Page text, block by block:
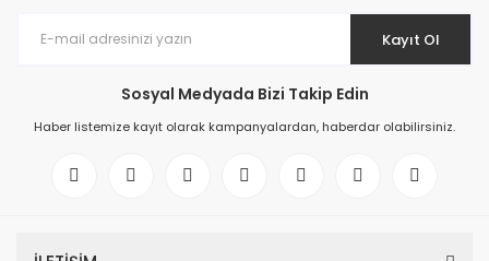
Kayıt Ol
Sosyal Medyada Bizi Takip Edin
Haber listemize kayıt olarak kampanyalardan, haberdar olabilirsiniz.